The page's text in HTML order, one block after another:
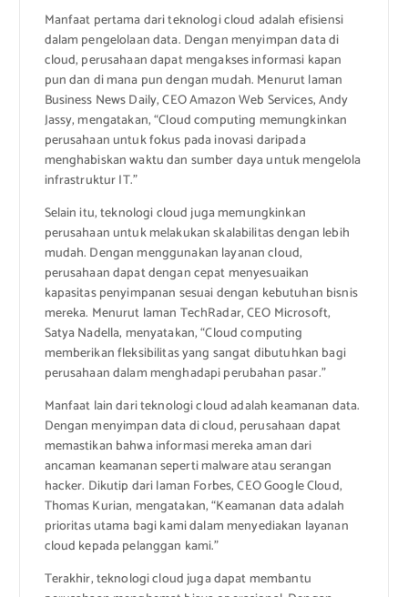
Manfaat pertama dari teknologi cloud adalah efisiensi
dalam pengelolaan data. Dengan menyimpan data di
cloud, perusahaan dapat mengakses informasi kapan
pun dan di mana pun dengan mudah. Menurut laman
Business News Daily, CEO Amazon Web Services, Andy
Jassy, mengatakan, “Cloud computing memungkinkan
perusahaan untuk fokus pada inovasi daripada
menghabiskan waktu dan sumber daya untuk mengelola
infrastruktur IT.”
Selain itu, teknologi cloud juga memungkinkan
perusahaan untuk melakukan skalabilitas dengan lebih
mudah. Dengan menggunakan layanan cloud,
perusahaan dapat dengan cepat menyesuaikan
kapasitas penyimpanan sesuai dengan kebutuhan bisnis
mereka. Menurut laman TechRadar, CEO Microsoft,
Satya Nadella, menyatakan, “Cloud computing
memberikan fleksibilitas yang sangat dibutuhkan bagi
perusahaan dalam menghadapi perubahan pasar.”
Manfaat lain dari teknologi cloud adalah keamanan data.
Dengan menyimpan data di cloud, perusahaan dapat
memastikan bahwa informasi mereka aman dari
ancaman keamanan seperti malware atau serangan
hacker. Dikutip dari laman Forbes, CEO Google Cloud,
Thomas Kurian, mengatakan, “Keamanan data adalah
prioritas utama bagi kami dalam menyediakan layanan
cloud kepada pelanggan kami.”
Terakhir, teknologi cloud juga dapat membantu